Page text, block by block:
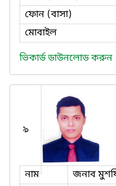
ফোন (বাসা)
মোবাইল
ভিকার্ড ডাউনলোড করুন
৯
নাম
জনাব